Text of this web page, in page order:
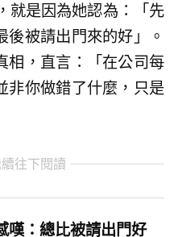
就是因為她認為：「先
後被請出門來的好」。
相，直言：「在公司每
非你做錯了什麼，只是
往下閱讀
：總比被請出門好